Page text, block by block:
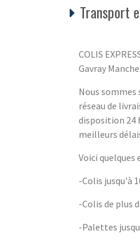
Transport
COLIS
Gavray
Nous sommes
réseau de
disposition 24
meilleurs
Voici quelques
-Colis jusqu'à
-Colis de plus
-Palettes